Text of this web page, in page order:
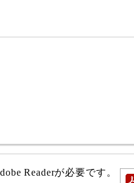
Readerが必要です。